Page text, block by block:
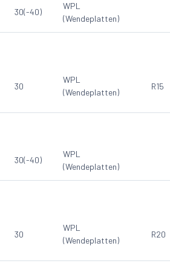
30(-40)
WPL
(Wendeplatten)
30
WPL
(Wendeplatten)
R15
30(-40)
WPL
(Wendeplatten)
30
WPL
(Wendeplatten)
R20